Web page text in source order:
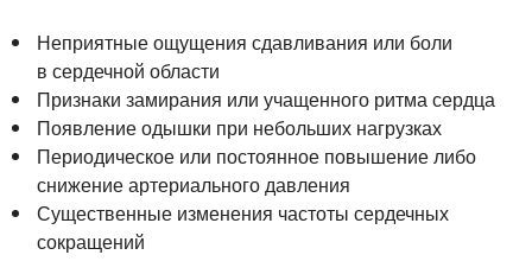
Неприятные ощущения сдавливания или боли
в сердечной области
Признаки замирания или учащенного ритма сердца
Появление одышки при небольших нагрузках
Периодическое или постоянное повышение либо
снижение артериального давления
Существенные изменения частоты сердечных
сокращений